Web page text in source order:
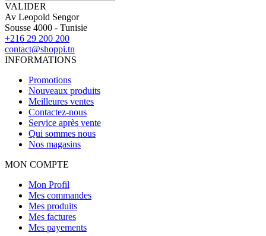
VALIDER
Av Leopold Sengor
Sousse 4000 - Tunisie
+216 29 200 200
contact@shoppi.tn
INFORMATIONS
Promotions
Nouveaux produits
Meilleures ventes
Contactez-nous
Service après vente
Qui sommes nous
Nos magasins
MON COMPTE
Mon Profil
Mes commandes
Mes produits
Mes factures
Mes payements